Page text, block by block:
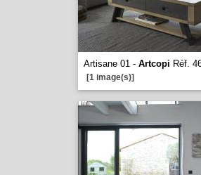
Artisane 01 - Artcopi Réf.
[1 image(s)]